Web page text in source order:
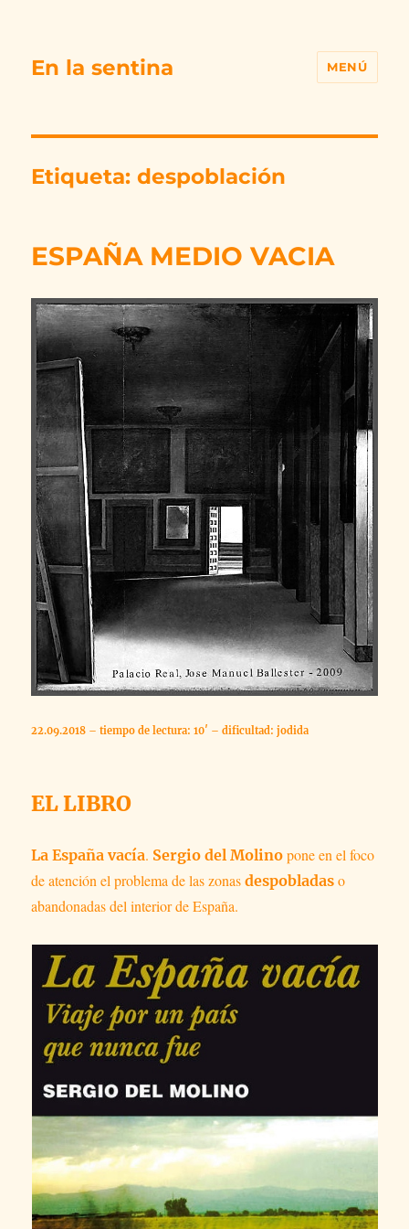
En la sentina MENÚ
Etiqueta:despoblación
ESPAÑA MEDIO VACIA
22.09.2018 – tiempo de lectura: 10′ – dificultad: jodida
EL LIBRO
La España vacía. Sergio del Molino pone en el foco
de atención el problema de las zonasdespobladas o
abandonadas del interior de España.